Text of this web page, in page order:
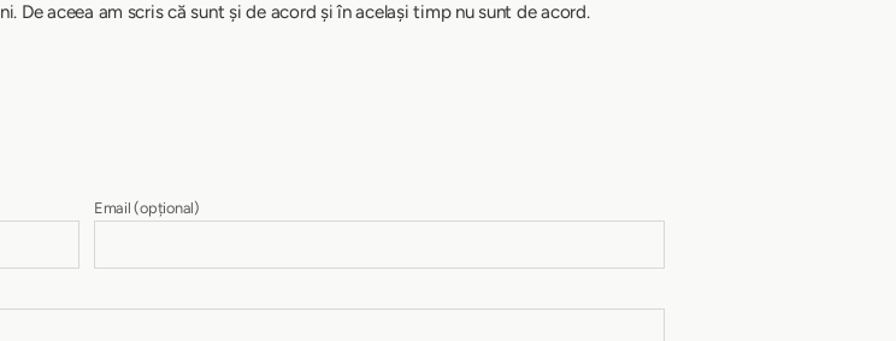
De aceea am scris că sunt și de acord și în același timp nu sunt de acord.
Email(opțional)